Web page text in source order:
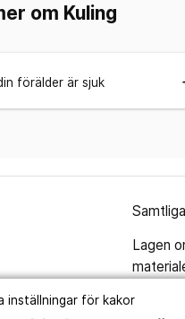
inställningar för kakor
om Kuling
förälder är sjuk
Lagen